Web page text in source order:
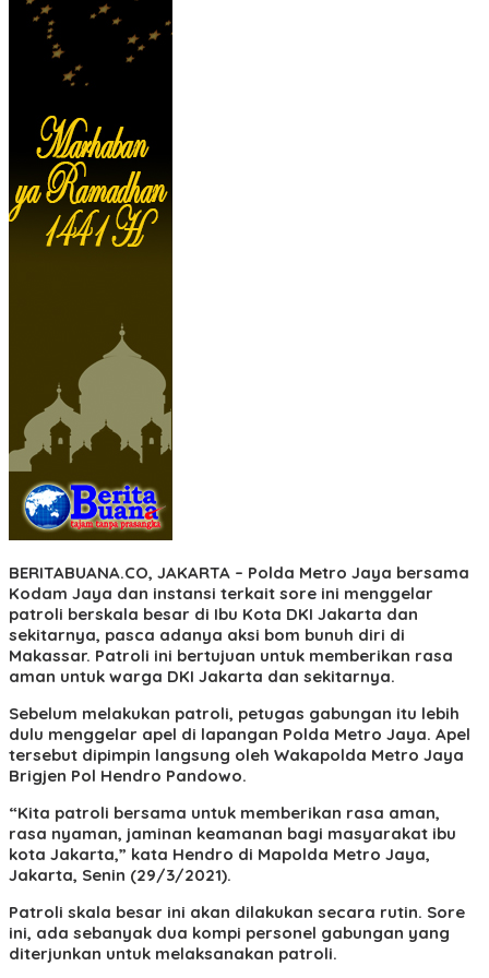
BERITABUANA.CO, JAKARTA – Polda Metro Jaya bersama
Kodam Jaya dan instansi terkait sore ini menggelar
patroli berskala besar di Ibu Kota DKI Jakarta dan
sekitarnya, pasca adanya aksi bom bunuh diri di
Makassar. Patroli ini bertujuan untuk memberikan rasa
aman untuk warga DKI Jakarta dan sekitarnya.
Sebelum melakukan patroli, petugas gabungan itu lebih
dulu menggelar apel di lapangan Polda Metro Jaya. Apel
tersebut dipimpin langsung oleh Wakapolda Metro Jaya
Brigjen Pol Hendro Pandowo.
“Kita patroli bersama untuk memberikan rasa aman,
rasa nyaman, jaminan keamanan bagi masyarakat ibu
kota Jakarta,” kata Hendro di Mapolda Metro Jaya,
Jakarta, Senin (29/3/2021).
Patroli skala besar ini akan dilakukan secara rutin. Sore
ini, ada sebanyak dua kompi personel gabungan yang
diterjunkan untuk melaksanakan patroli.